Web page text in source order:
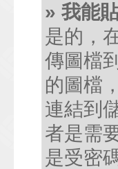
» 我能
是的，
傳圖檔
的圖檔
連結到
者是需
是受密